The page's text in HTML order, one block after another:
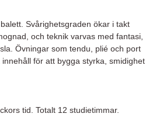
Svårighetsgraden ökar i takt
och teknik varvas med fantasi,
Övningar som tendu, plié och port
för att bygga styrka, smidighet
tid. Totalt 12 studietimmar.